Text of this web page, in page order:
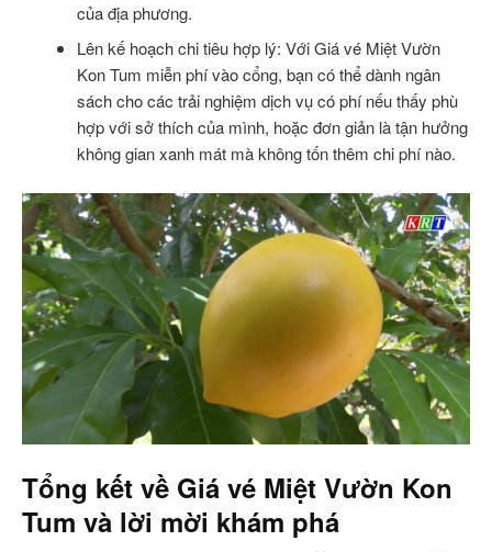
của địa phương.
Lên kế hoạch chi tiêu hợp lý: Với Giá vé Miệt Vườn
Kon Tum miễn phí vào cổng, bạn có thể dành ngân
sách cho các trải nghiệm dịch vụ có phí nếu thấy phù
hợp với sở thích của mình, hoặc đơn giản là tận hưởng
không gian xanh mát mà không tốn thêm chi phí nào.
Tổng kết về Giá vé Miệt Vườn Kon
Tum và lời mời khám phá